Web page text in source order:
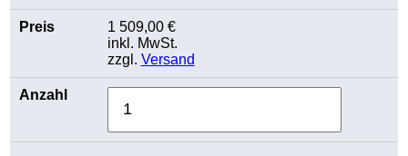
1 509,00 €
inkl. MwSt.
zzgl. Versand